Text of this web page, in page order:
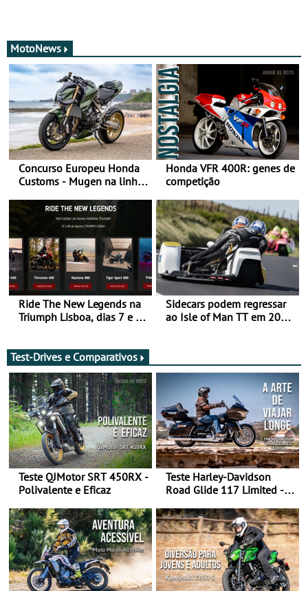
MotoNews
Concurso Europeu Honda
Customs - Mugen na linha
ganhar
Honda VFR 400R: genes de
competição
Ride The New Legends na
Triumph Lisboa, dias 7 e 8
Sidecars podem regressar
ao Isle of Man TT em 2027
Test-Drives e Comparativos
Teste QJMotor SRT 450RX -
Polivalente e Eficaz
Teste Harley-Davidson
Road Glide 117 Limited - A